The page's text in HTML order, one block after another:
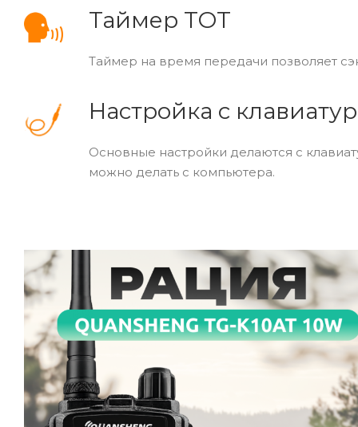
Таймер TOT
Таймер на время передачи позволяет
Настройка с
Основные настройки делаются с
можно делать с компьютера.